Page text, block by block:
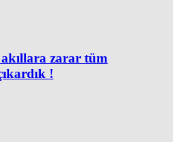
zarar tüm
!